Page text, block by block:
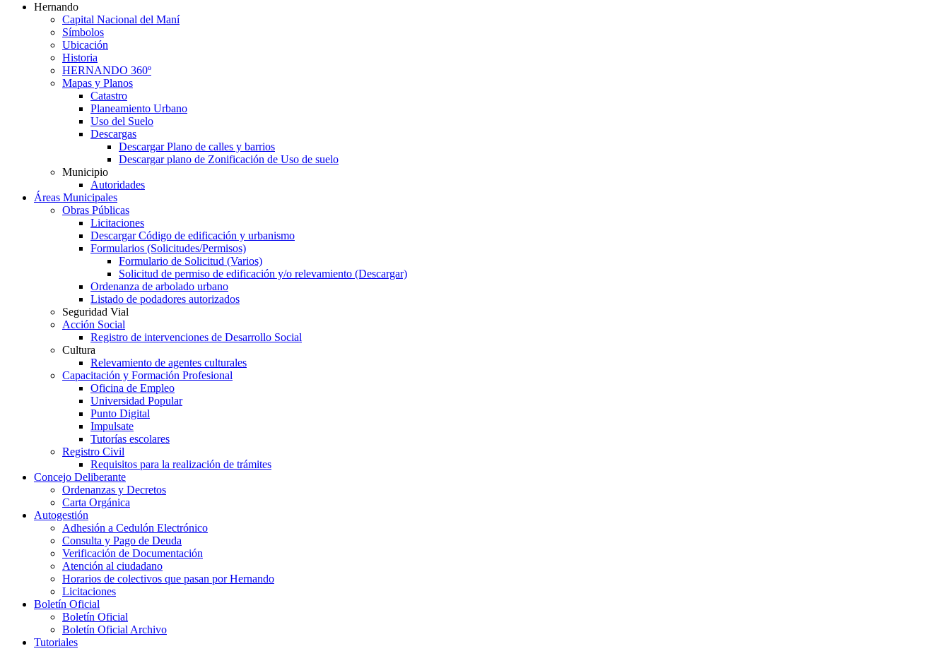
Hernando
Capital Nacional del Maní
Símbolos
Ubicación
Historia
HERNANDO 360º
Mapas y Planos
Catastro
Planeamiento Urbano
Uso del Suelo
Descargas
Descargar Plano de calles y barrios
Descargar plano de Zonificación de Uso de suelo
Municipio
Autoridades
Áreas Municipales
Obras Públicas
Licitaciones
Descargar Código de edificación y urbanismo
Formularios (Solicitudes/Permisos)
Formulario de Solicitud (Varios)
Solicitud de permiso de edificación y/o relevamiento (Descargar)
Ordenanza de arbolado urbano
Listado de podadores autorizados
Seguridad Vial
Acción Social
Registro de intervenciones de Desarrollo Social
Cultura
Relevamiento de agentes culturales
Capacitación y Formación Profesional
Oficina de Empleo
Universidad Popular
Punto Digital
Impulsate
Tutorías escolares
Registro Civil
Requisitos para la realización de trámites
Concejo Deliberante
Ordenanzas y Decretos
Carta Orgánica
Autogestión
Adhesión a Cedulón Electrónico
Consulta y Pago de Deuda
Verificación de Documentación
Atención al ciudadano
Horarios de colectivos que pasan por Hernando
Licitaciones
Boletín Oficial
Boletín Oficial
Boletín Oficial Archivo
Tutoriales